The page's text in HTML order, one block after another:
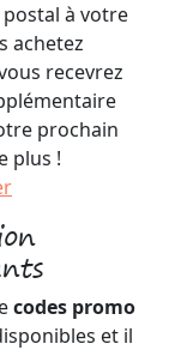
à votre
achetez
recevrez
prochain
plus !
codes promo
et il